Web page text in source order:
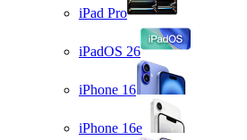
iPad Pro
iPadOS 26
iPhone 16
iPhone 16e